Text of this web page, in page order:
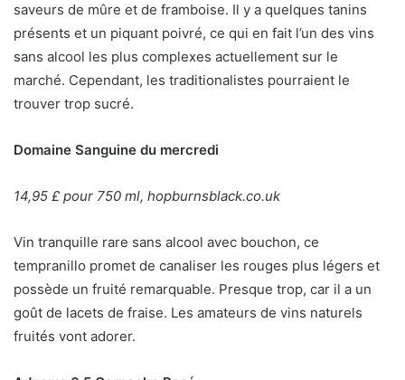
saveurs de mûre et de framboise. Il y a quelques tanins
présents et un piquant poivré, ce qui en fait l’un des vins
sans alcool les plus complexes actuellement sur le
marché. Cependant, les traditionalistes pourraient le
trouver trop sucré.
Domaine Sanguine du mercredi
14,95 £ pour 750 ml, hopburnsblack.co.uk
Vin tranquille rare sans alcool avec bouchon, ce
tempranillo promet de canaliser les rouges plus légers et
possède un fruité remarquable. Presque trop, car il a un
goût de lacets de fraise. Les amateurs de vins naturels
fruités vont adorer.